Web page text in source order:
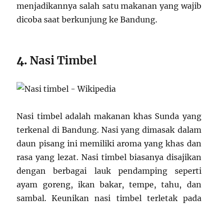
menjadikannya salah satu makanan yang wajib
dicoba saat berkunjung ke Bandung.
4. Nasi Timbel
Nasi timbel adalah makanan khas Sunda yang
terkenal di Bandung. Nasi yang dimasak dalam
daun pisang ini memiliki aroma yang khas dan
rasa yang lezat. Nasi timbel biasanya disajikan
dengan berbagai lauk pendamping seperti
ayam goreng, ikan bakar, tempe, tahu, dan
sambal. Keunikan nasi timbel terletak pada